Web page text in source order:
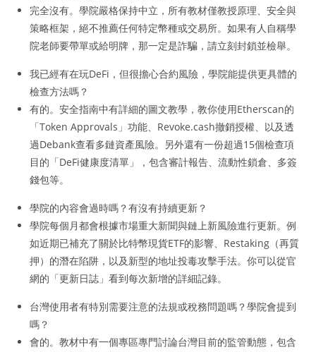
完全沒有。學院嚴格保持中立，所有教材僅教授原理、安全與
策略框架，絕不推薦任何特定幣種或交易所。如果有人自稱學
院老師要帶單或給明牌，那一定是詐騙，請立刻封鎖並檢舉。
我已經有在玩DeFi，但很擔心合約風險，學院能提供更具體的
檢查方法嗎？
有的。安全指南中有詳細的圖文教學，教你使用Etherscan的
「Token Approvals」功能、Revoke.cash撤銷授權、以及透
過Debank查看多鏈資產風險。另外還有一份超過15個檢查項
目的「DeFi健康度清單」，包含審計報告、流動性鎖倉、多簽
錢包等。
學院的內容會過時嗎？有沒有持續更新？
學院每個月都會根據市場重大新聞與鏈上新風險進行更新。例
如近期已補充了關於比特幣現貨ETF的影響、Restaking（再質
押）的潛在陷阱，以及新型的地址投毒攻擊手法。你可以從官
網的「更新日誌」看到每次新增的詳細記錄。
台灣使用者有特別需要注意的法規或稅務問題嗎？學院會提到
嗎？
會的。教材中有一個專區專門討論台灣目前的監管動態，包含